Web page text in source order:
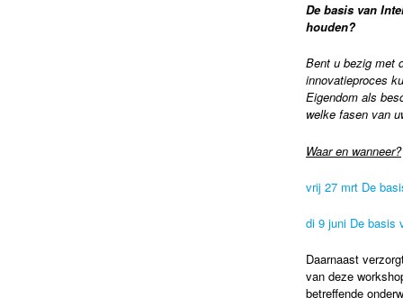
De basis van
houden?
Bent u bezig met
innovatieproces
Eigendom als
welke fasen van
Waar en wanneer?
vrij 27 mrt De
di 9 juni De basis
Daarnaast
van deze
betreffende